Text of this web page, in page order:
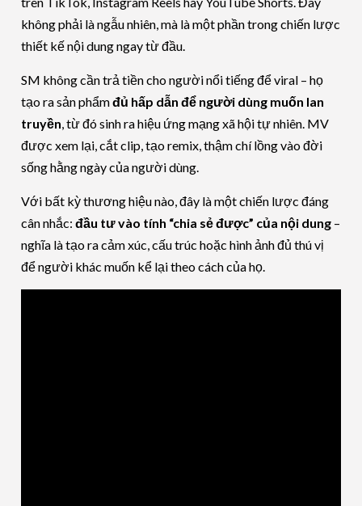
không phải là ngẫu nhiên, mà là một phần trong chiến lược
thiết kế nội dung ngay từ đầu.
SM không cần trả tiền cho người nổi tiếng để viral – họ
tạo ra sản phẩmđủ hấp dẫn để người dùng muốn lan
truyền, từ đó sinh ra hiệu ứng mạng xã hội tự nhiên. MV
được xem lại, cắt clip, tạo remix, thậm chí lồng vào đời
sống hằng ngày của người dùng.
Với bất kỳ thương hiệu nào, đây là một chiến lược đáng
cân nhắc:đầu tư vào tính “chia sẻ được” của nội dung –
nghĩa là tạo ra cảm xúc, cấu trúc hoặc hình ảnh đủ thú vị
để người khác muốn kể lại theo cách của họ.